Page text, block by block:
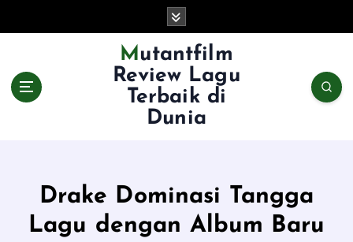
Mutantfilm
Review Lagu
Terbaik di
Dunia
Drake Dominasi Tangga
Lagu dengan Album Baru